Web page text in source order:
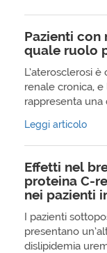
Pazienti con
quale ruolo
L’aterosclerosi
renale cronica,
rappresenta una
Leggi articolo
Effetti nel
proteina C-
nei pazienti
I pazienti
presentano
dislipidemia